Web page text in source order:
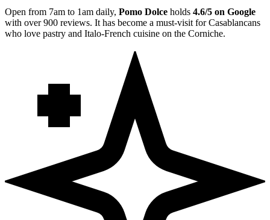
Open from 7am to 1am daily, Pomo Dolce holds 4.6/5 on Google
with over 900 reviews. It has become a must-visit for Casablancans
who love pastry and Italo-French cuisine on the Corniche.